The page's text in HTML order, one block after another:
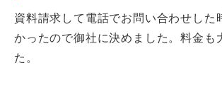
資料請求して電話でお問い合わせした
かったので御社に決めました。料金も
た。